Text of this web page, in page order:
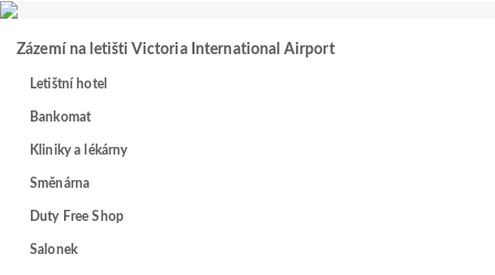
Zázemí na letišti Victoria International Airport
Letištní hotel
Bankomat
Kliniky a lékárny
Směnárna
Duty Free Shop
Salonek